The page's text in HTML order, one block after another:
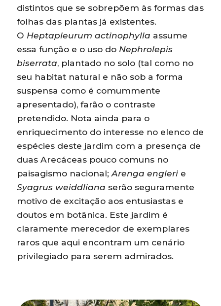
distintos que se sobrepõem às formas das
folhas das plantas já existentes.
O Heptapleurum actinophylla assume
essa função e o uso do Nephrolepis
biserrata, plantado no solo (tal como no
seu habitat natural e não sob a forma
suspensa como é comummente
apresentado), farão o contraste
pretendido. Nota ainda para o
enriquecimento do interesse no elenco de
espécies deste jardim com a presença de
duas Arecáceas pouco comuns no
paisagismo nacional;Arenga engleri e
Syagrus weiddliana serão seguramente
motivo de excitação aos entusiastas e
doutos em botânica. Este jardim é
claramente merecedor de exemplares
raros que aqui encontram um cenário
privilegiado para serem admirados.